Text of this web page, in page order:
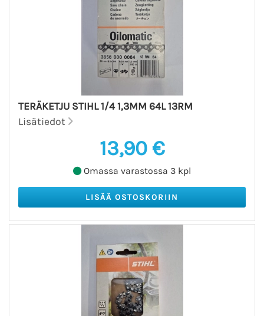
TERÄKETJU STIHL 1/4 1,3MM 64L 13RM
Lisätiedot
13,90 €
Omassa varastossa 3 kpl